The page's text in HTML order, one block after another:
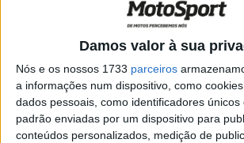
Damos valor à sua
Nós e os nossos 1733 parceiros
a informações num dispositivo, como
dados pessoais, como identificadores únicos
padrão enviadas por um dispositivo para
conteúdos personalizados, medição de
21 FEVEREIRO, 2024
CN SuperEnduro, Castanheira de Pêra,
Open: Ricardo Silva bate Luís Pinto Jr.
1 ponto!
JORGE RÓ JR. 3 SETEMBRO, 2023
CN SuperEnduro: Agitágueda vibrou